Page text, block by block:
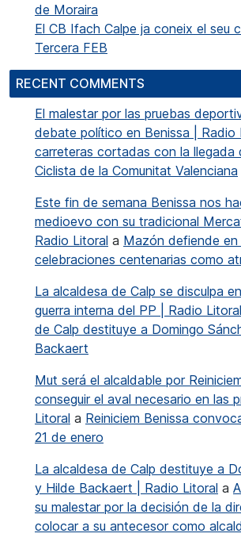
de Moraira
El CB Ifach Calpe ja coneix el seu
Tercera FEB
RECENT COMMENTS
El malestar por las pruebas
debate político en Benissa | Radio
carreteras cortadas con la llegada
Ciclista de la Comunitat Valenciana
Este fin de semana Benissa nos
medioevo con su tradicional
Radio Litoral a Mazón defiende en
celebraciones centenarias como
La alcaldesa de Calp se disculpa
guerra interna del PP | Radio Litoral
de Calp destituye a Domingo
Backaert
Mut será el alcaldable por
conseguir el aval necesario en las
Litoral a Reiniciem Benissa
21 de enero
La alcaldesa de Calp destituye a
y Hilde Backaert | Radio Litoral a
su malestar por la decisión de la
colocar a su antecesor como